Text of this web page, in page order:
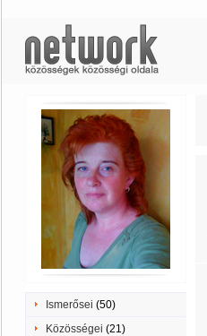
Ismerősei (50)
Közösségei (21)